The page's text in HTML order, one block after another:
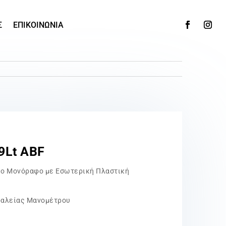
ΕΠΙΚΟΙΝΩΝΙΑ
ABF
Μονόραφο με Εσωτερική Πλαστική
Μανομέτρου